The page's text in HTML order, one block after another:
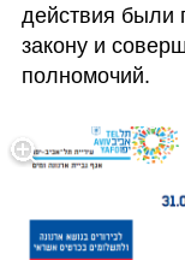
действия были
закону и
полномочий.